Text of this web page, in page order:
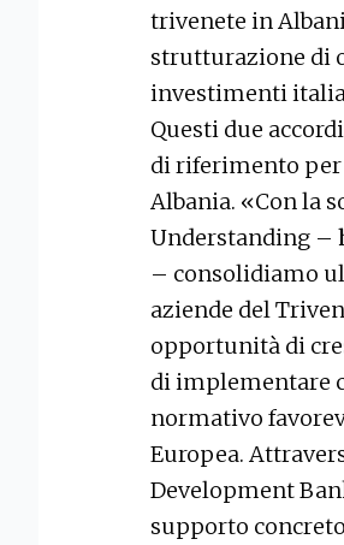
trivenete in
strutturazione di
investimenti
Questi due
di riferimento per
Albania. «Con la
Understanding –
– consolidiamo
aziende del
opportunità di
di implementare
normativo
Europea.
Development
supporto